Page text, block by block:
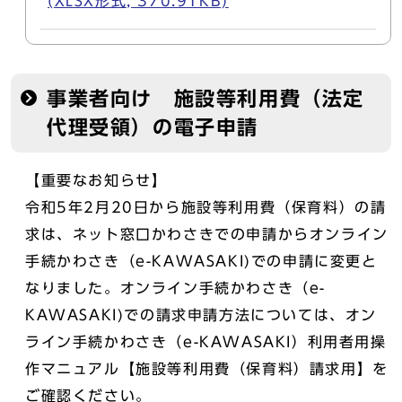
事業者向け 施設等利用費（法定
代理受領）の電子申請
【重要なお知らせ】
令和5年2月20日から施設等利用費（保育料）の請
求は、ネット窓口かわさきでの申請からオンライン
手続かわさき（e-KAWASAKI)での申請に変更と
なりました。オンライン手続かわさき（e-
KAWASAKI)での請求申請方法については、オン
ライン手続かわさき（e-KAWASAKI）利用者用操
作マニュアル【施設等利用費（保育料）請求用】を
ご確認ください。